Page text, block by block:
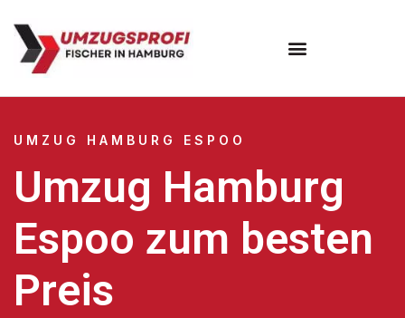
UMZUG HAMBURG ESPOO
Umzug Hamburg
Espoo zum besten
Preis